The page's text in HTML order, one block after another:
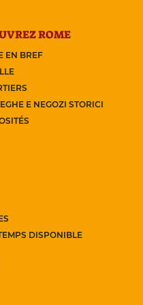
ROME
EN BREF
E NEGOZI STORICI
DISPONIBLE